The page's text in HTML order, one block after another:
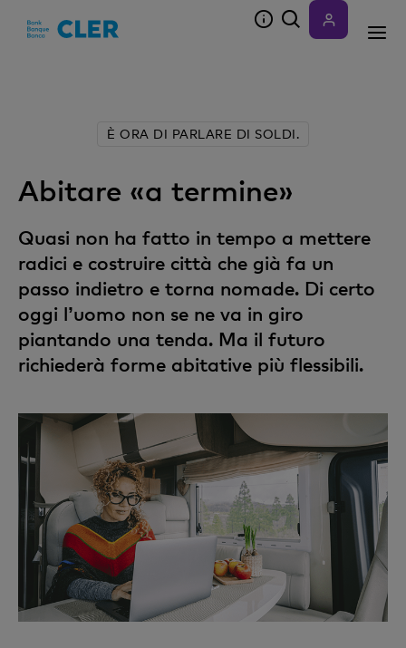
È ORA DI PARLARE DI SOLDI.
Abitare «a termine»
Quasi non ha fatto in tempo a mettere
radici e costruire città che già fa un
passo indietro e torna nomade. Di certo
oggi lʼuomo non se ne va in giro
piantando una tenda. Ma il futuro
richiederà forme abitative più flessibili.